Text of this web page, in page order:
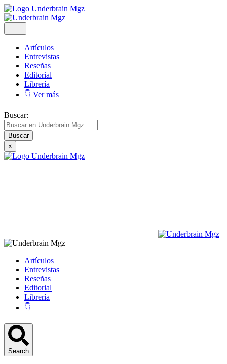
Artículos
Entrevistas
Reseñas
Editorial
Librería
👇 Ver más
Buscar:
×
Artículos
Entrevistas
Reseñas
Editorial
Librería
👇
Search